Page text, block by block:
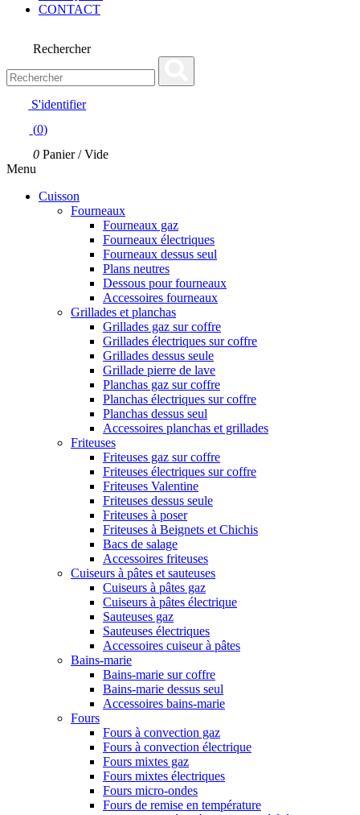
CONTACT
Rechercher
S'identifier
(0)
0 Panier /Vide
Menu
Cuisson
Fourneaux
Fourneaux gaz
Fourneaux électriques
Fourneaux dessus seul
Plans neutres
Dessous pour fourneaux
Accessoires fourneaux
Grillades et planchas
Grillades gaz sur coffre
Grillades électriques sur coffre
Grillades dessus seule
Grillade pierre de lave
Planchas gaz sur coffre
Planchas électriques sur coffre
Planchas dessus seul
Accessoires planchas et grillades
Friteuses
Friteuses gaz sur coffre
Friteuses électriques sur coffre
Friteuses Valentine
Friteuses dessus seule
Friteuses à poser
Friteuses à Beignets et Chichis
Bacs de salage
Accessoires friteuses
Cuiseurs à pâtes et sauteuses
Cuiseurs à pâtes gaz
Cuiseurs à pâtes électrique
Sauteuses gaz
Sauteuses électriques
Accessoires cuiseur à pâtes
Bains-marie
Bains-marie sur coffre
Bains-marie dessus seul
Accessoires bains-marie
Fours
Fours à convection gaz
Fours à convection électrique
Fours mixtes gaz
Fours mixtes électriques
Fours micro-ondes
Fours de remise en température